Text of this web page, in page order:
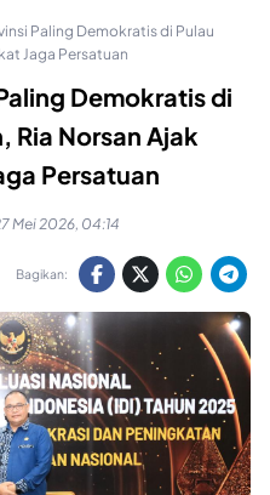
Paling Demokratis di Pulau
Jaga Persatuan
Demokratis di
Ria Norsan Ajak
Persatuan
Mei 2026, 04:14
Bagikan: